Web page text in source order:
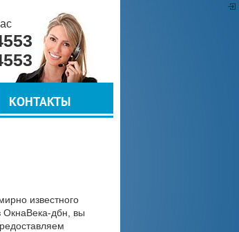
КОНТАКТЫ
известного
ОкнаВека-дбн, вы